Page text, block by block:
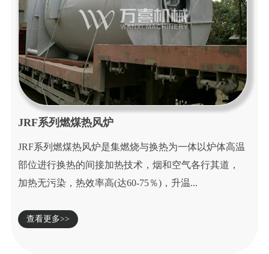
应
用
工
程
案
例
联
系
我
们
JRF系列燃煤热风炉
JRF系列燃煤热风炉是集燃烧与换热为一体以炉体高温
部位进行换热的间接加热技术，烟和空气各行其道，
加热无污染，热效率高(达60-75％)，升温...
查看更多>>